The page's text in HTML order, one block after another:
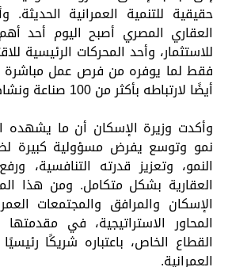
حقيقية للتنمية العمرانية
العقاري المصري أصبح اليوم أحد
للاستثمار، وأحد المحركات الرئيسية
فقط لما يوفره من فرص عمل مباشرة
أيضًا لارتباطه بأكثر من 100 صناعة ونشاط اقتصادي متنوع.
وأكدت وزيرة الإسكان أن ما يشهده
نمو وتوسع يفرض مسؤولية كبيرة
النمو، وتعزيز قدرته التنافسية،
العقارية بشكل متكامل. ومن هذا
الإسكان والمرافق والمجتمعات
المحاور الاستراتيجية، في
القطاع الخاص، باعتباره شريكًا
العمرانية.